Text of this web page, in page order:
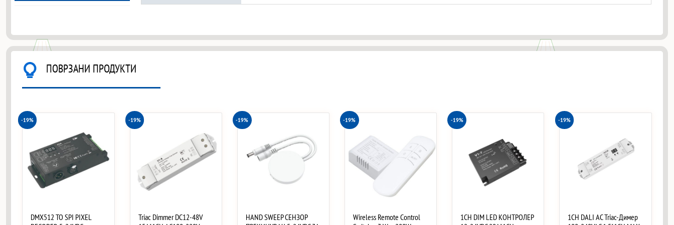
ПОВРЗАНИ ПРОДУКТИ
-19%
DMX512 TO SPI PIXEL
-19%
Triac Dimmer DC12-48V
-19%
HAND SWEEP СЕНЗОР
-19%
Wireless Remote Control
-19%
1CH DIM LED КОНТРОЛЕР
-19%
1CH DALI AC Triac-Димер